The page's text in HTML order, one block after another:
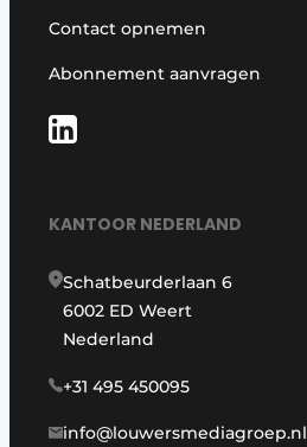
Contact opnemen
Abonnement aanvragen
KANTOOR NEDERLAND
Schatbeurderlaan 6
6002 ED Weert
Nederland
+31 495 450095
info@louwersmediagroep.nl